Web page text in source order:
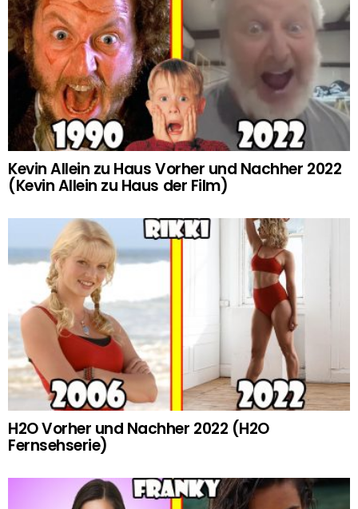
Kevin Allein zu Haus Vorher und Nachher 2022
(Kevin Allein zu Haus der Film)
H2O Vorher und Nachher 2022 (H2O
Fernsehserie)